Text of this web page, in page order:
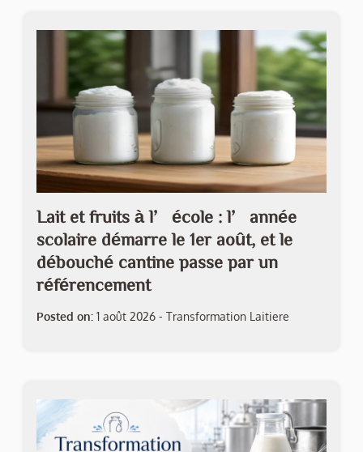
Lait et fruits à l’école : l’année
scolaire démarre le 1er août, et le
débouché cantine passe par un
référencement
Posted on: 1 août 2026 - Transformation Laitiere